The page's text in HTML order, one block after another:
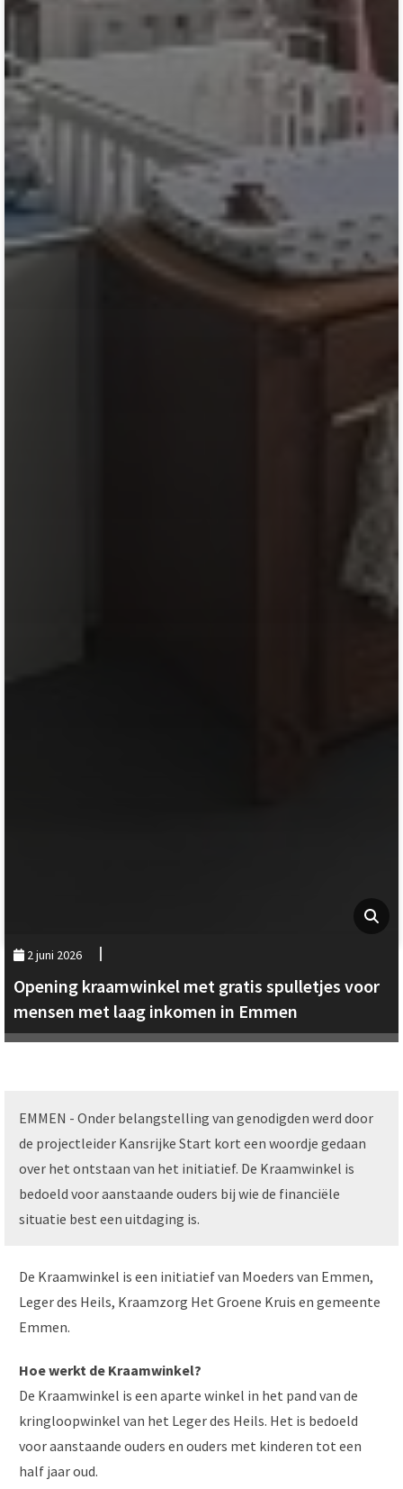
2 juni 2026
Opening kraamwinkel met gratis spulletjes voor
mensen met laag inkomen in Emmen
EMMEN - Onder belangstelling van genodigden werd door
de projectleider Kansrijke Start kort een woordje gedaan
over het ontstaan van het initiatief. De Kraamwinkel is
bedoeld voor aanstaande ouders bij wie de financiële
situatie best een uitdaging is.
De Kraamwinkel is een initiatief van Moeders van Emmen,
Leger des Heils, Kraamzorg Het Groene Kruis en gemeente
Emmen.
Hoe werkt de Kraamwinkel?
De Kraamwinkel is een aparte winkel in het pand van de
kringloopwinkel van het Leger des Heils. Het is bedoeld
voor aanstaande ouders en ouders met kinderen tot een
half jaar oud.